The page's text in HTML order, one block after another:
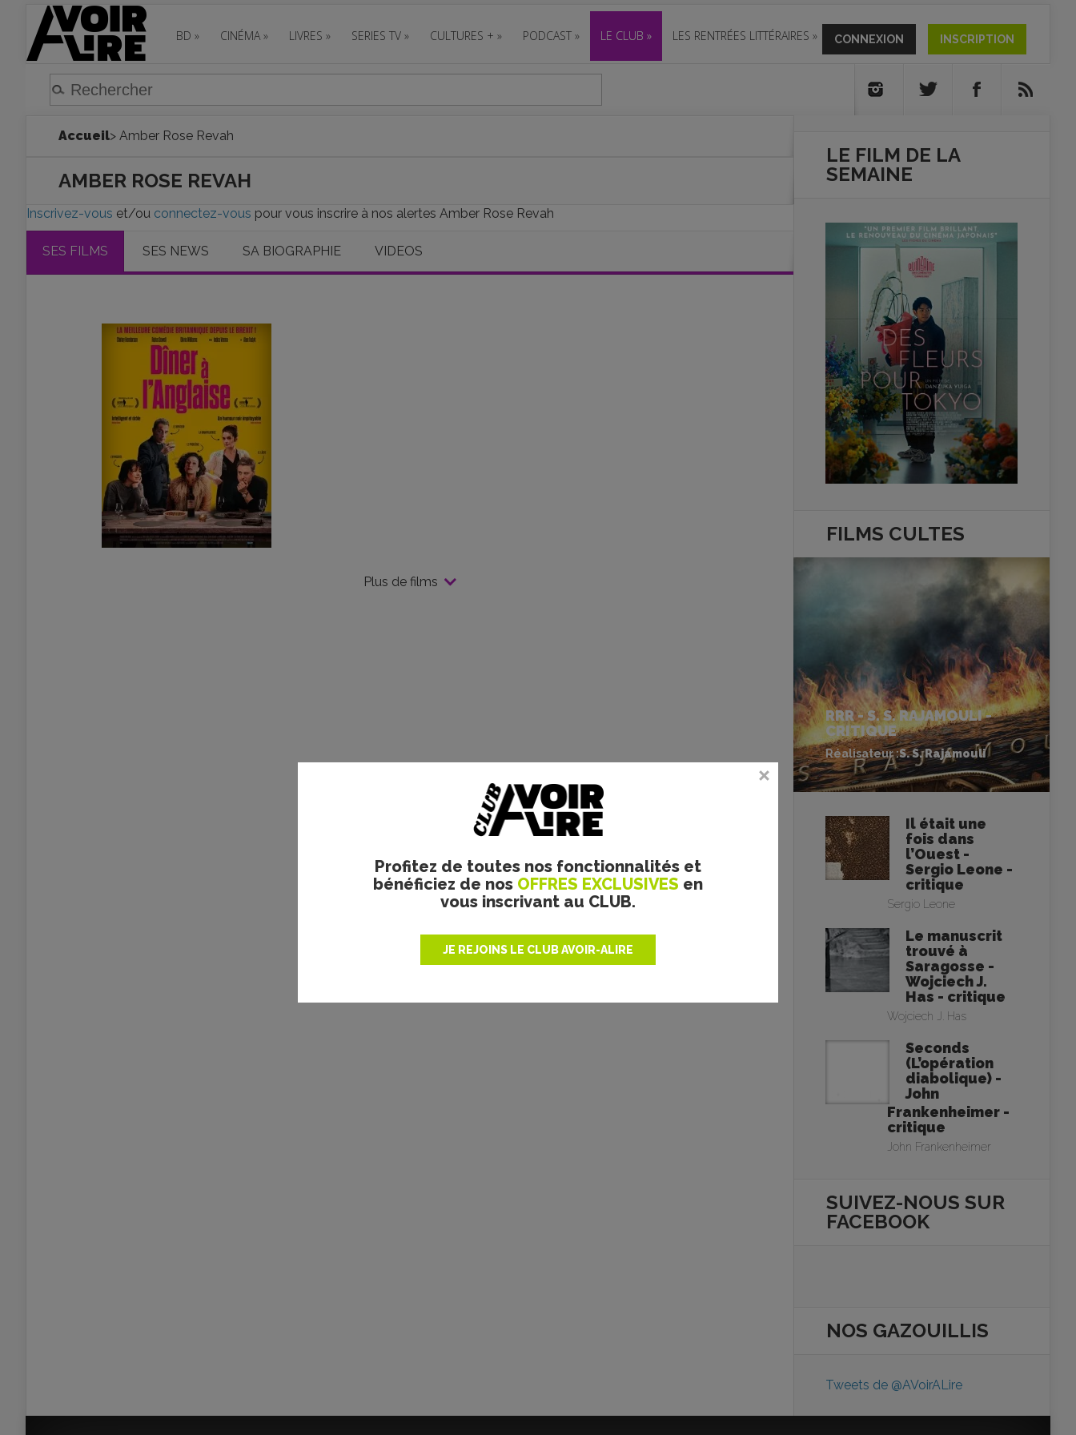
BD » CINÉMA » LIVRES » SERIES TV » CULTURES + » PODCAST » LE CLUB » LES RENTRÉES LITTÉRAIRES » CONNEXION INSCRIPTION
Profitez de toutes nos fonctionnalités et
bénéficiez de nos OFFRES EXCLUSIVES en
vous inscrivant au CLUB.
JE REJOINS LE CLUB AVOIR-ALIRE
Accueil> Amber Rose Revah
AMBER ROSE REVAH
Inscrivez-vous et/ou connectez-vous pour vous inscrire à nos alertes Amber Rose Revah
SES FILMS SES NEWS SA BIOGRAPHIE VIDEOS
Plus de films
LE FILM DE LA
SEMAINE
FILMS CULTES
RRR - S. S. RAJAMOULI -
CRITIQUE
Réalisateur :S. S. Rajamouli
Il était une
fois dans
l’Ouest -
Sergio Leone -
critique
Sergio Leone
Le manuscrit
trouvé à
Saragosse -
Wojciech J.
Has - critique
Wojciech J. Has
Seconds
(L’opération
diabolique) -
John
Frankenheimer -
critique
John Frankenheimer
SUIVEZ-NOUS SUR
FACEBOOK
NOS GAZOUILLIS
Tweets de @AVoirALire